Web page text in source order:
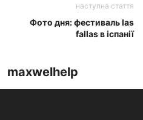
наступна стаття
Фото дня: фестиваль las
fallas в іспанії
maxwelhelp